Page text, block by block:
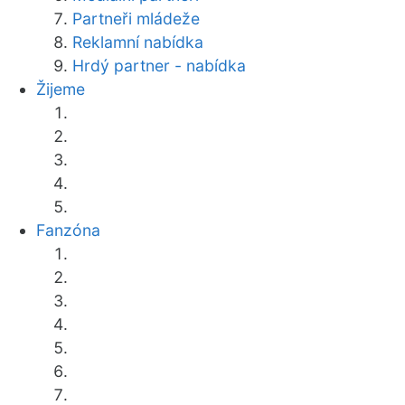
Partneři mládeže
Reklamní nabídka
Hrdý partner - nabídka
Žijeme
Fanzóna